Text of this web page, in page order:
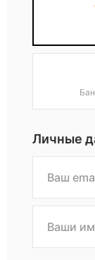
Личные